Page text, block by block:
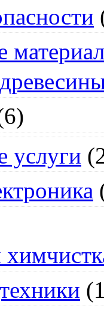
услуги